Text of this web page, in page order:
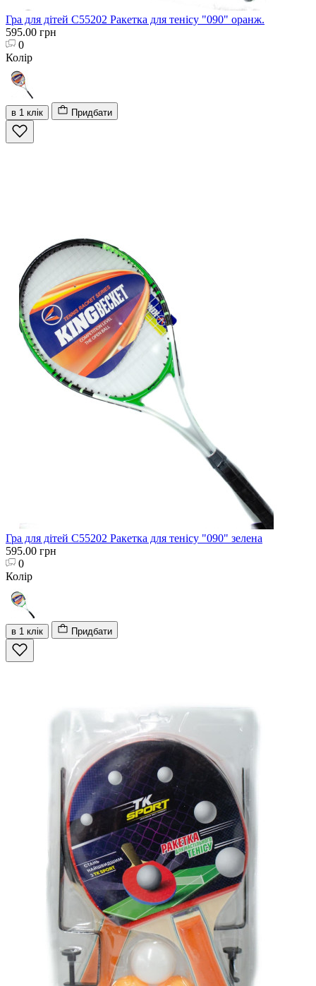
Гра для дітей C55202 Ракетка для тенісу "090" оранж.
595.00 грн
0
Колір
в 1 клік Придбати
Гра для дітей C55202 Ракетка для тенісу "090" зелена
595.00 грн
0
Колір
в 1 клік Придбати